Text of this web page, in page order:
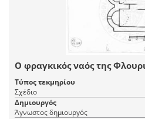
Ο φραγκικός ναός της
Τύπος τεκμηρίου
Σχέδιο
Δημιουργός
Άγνωστος δημιουργός